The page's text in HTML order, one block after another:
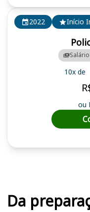
2022 Início
10x de
ou
Da